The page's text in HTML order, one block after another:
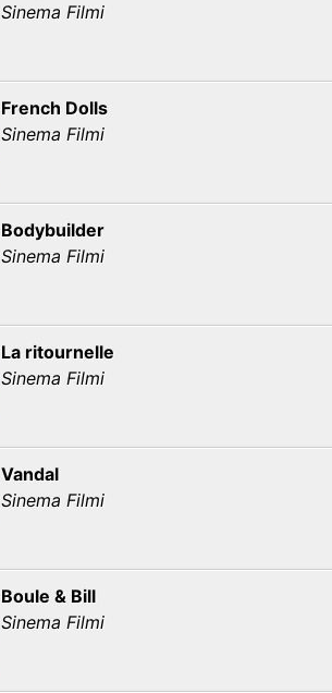
Sinema Filmi
French Dolls
Sinema Filmi
Bodybuilder
Sinema Filmi
La ritournelle
Sinema Filmi
Vandal
Sinema Filmi
Boule & Bill
Sinema Filmi